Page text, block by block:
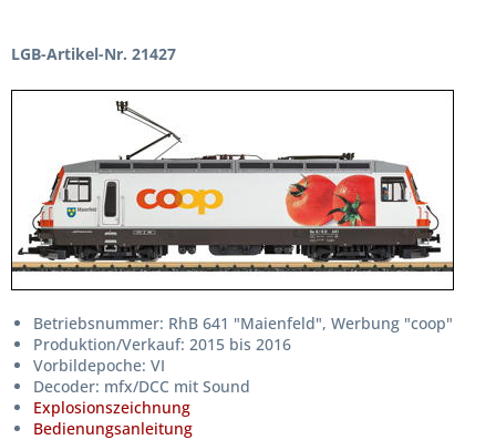
LGB-Artikel-Nr. 21427
Betriebsnummer: RhB 641 "Maienfeld", Werbung "coop"
Produktion/Verkauf: 2015 bis 2016
Vorbildepoche: VI
Decoder: mfx/DCC mit Sound
Explosionszeichnung
Bedienungsanleitung